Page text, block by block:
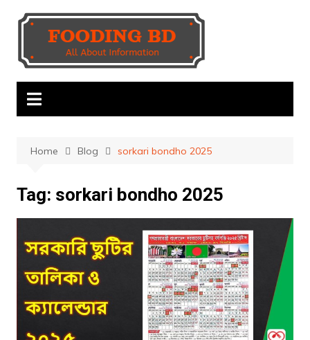
Home Blog sorkari bondho 2025
Tag: sorkari bondho 2025